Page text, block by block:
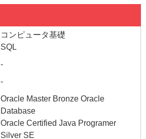
コンピュータ基礎
SQL
-
-
Oracle Master Bronze Oracle
Database
Oracle Certified Java Programer
Silver SE